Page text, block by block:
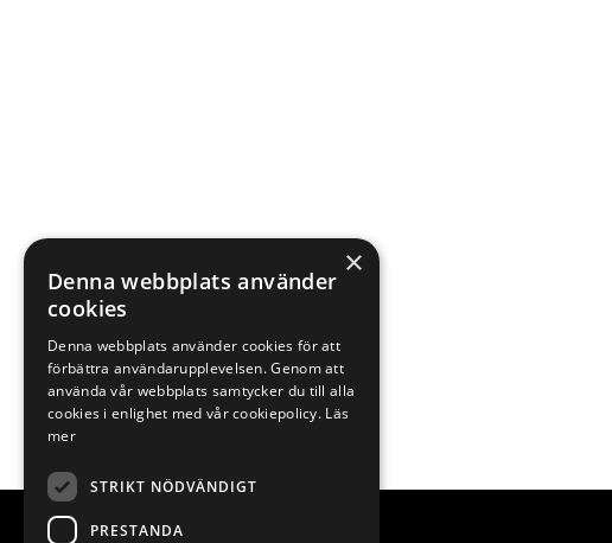
×
Denna webbplats använder
cookies
Denna webbplats använder cookies för att
förbättra användarupplevelsen. Genom att
använda vår webbplats samtycker du till alla
cookies i enlighet med vår cookiepolicy. Läs
mer
STRIKT NÖDVÄNDIGT
PRESTANDA